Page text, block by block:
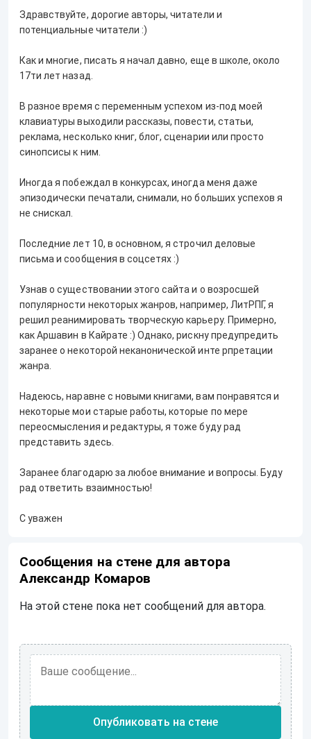
Здравствуйте, дорогие авторы, читатели и
потенциальные читатели :)
Как и многие, писать я начал давно, еще в школе, около
17ти лет назад.
В разное время с переменным успехом из-под моей
клавиатуры выходили рассказы, повести, статьи,
реклама, несколько книг, блог, сценарии или просто
синопсисы к ним.
Иногда я побеждал в конкурсах, иногда меня даже
эпизодически печатали, снимали, но больших успехов я
не снискал.
Последние лет 10, в основном, я строчил деловые
письма и сообщения в соцсетях :)
Узнав о существовании этого сайта и о возросшей
популярности некоторых жанров, например, ЛитРПГ, я
решил реанимировать творческую карьеру. Примерно,
как Аршавин в Кайрате :) Однако, рискну предупредить
заранее о некоторой неканонической инте рпретации
жанра.
Надеюсь, наравне с новыми книгами, вам понравятся и
некоторые мои старые работы, которые по мере
переосмысления и редактуры, я тоже буду рад
представить здесь.
Заранее благодарю за любое внимание и вопросы. Буду
рад ответить взаимностью!
С уважен
Сообщения на стене для автора
Александр Комаров
На этой стене пока нет сообщений для автора.
Опубликовать на стене